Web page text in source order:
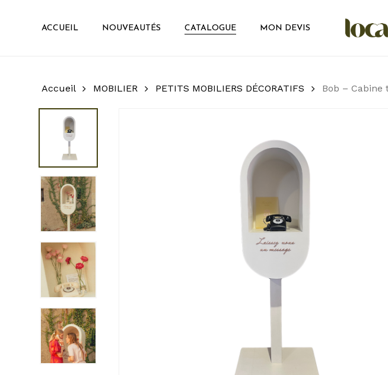
ACCUEIL NOUVEAUTÉS CATALOGUE MON DEVIS
Accueil MOBILIER PETITS MOBILIERS DÉCORATIFS Bob – Cabine